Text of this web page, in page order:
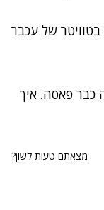
בטוויטר של עכבר
איך
מצאתם טעות לשון?